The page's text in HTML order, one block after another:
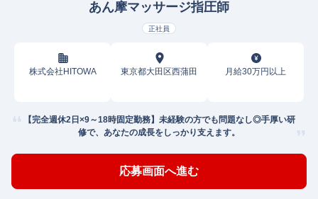
あん摩マッサージ指圧師
正社員
株式会社HITOWA 東京都大田区西蒲田 月給30万円以上
【完全週休2日×9～18時固定勤務】未経験の方でも問題なし◎手厚い研
修で、あなたの成長をしっかり支えます。
応募画面へ進む